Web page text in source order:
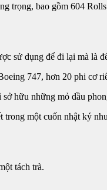
trọng, bao gồm 604
sử dụng để đi lại mà là
747, hơn 20 phi cơ
hữu những mỏ dầu
một cuốn nhật ký
tách trà.